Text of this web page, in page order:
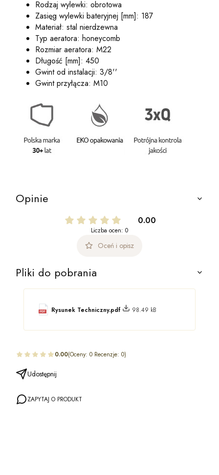
Rodzaj wylewki: obrotowa
Zasięg wylewki bateryjnej [mm]: 187
Materiał: stal nierdzewna
Typ aeratora: honeycomb
Rozmiar aeratora: M22
Długość [mm]: 450
Gwint od instalacji: 3/8''
Gwint przyłącza: M10
Opinie
0.00
Liczba ocen: 0
Oceń i opisz
Pliki do pobrania
Rysunek Techniczny.pdf 98.49 kB
0.00(Oceny: 0 Recenzje: 0)
Udostępnij
ZAPYTAJ O PRODUKT